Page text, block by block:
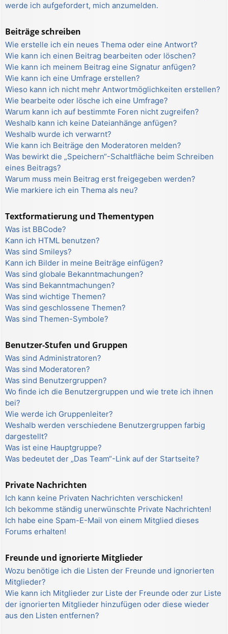
werde ich aufgefordert, mich anzumelden.
Beiträge schreiben
Wie erstelle ich ein neues Thema oder eine Antwort?
Wie kann ich einen Beitrag bearbeiten oder löschen?
Wie kann ich meinem Beitrag eine Signatur anfügen?
Wie kann ich eine Umfrage erstellen?
Wieso kann ich nicht mehr Antwortmöglichkeiten erstellen?
Wie bearbeite oder lösche ich eine Umfrage?
Warum kann ich auf bestimmte Foren nicht zugreifen?
Weshalb kann ich keine Dateianhänge anfügen?
Weshalb wurde ich verwarnt?
Wie kann ich Beiträge den Moderatoren melden?
Was bewirkt die „Speichern“-Schaltfläche beim Schreiben
eines Beitrags?
Warum muss mein Beitrag erst freigegeben werden?
Wie markiere ich ein Thema als neu?
Textformatierung und Thementypen
Was ist BBCode?
Kann ich HTML benutzen?
Was sind Smileys?
Kann ich Bilder in meine Beiträge einfügen?
Was sind globale Bekanntmachungen?
Was sind Bekanntmachungen?
Was sind wichtige Themen?
Was sind geschlossene Themen?
Was sind Themen-Symbole?
Benutzer-Stufen und Gruppen
Was sind Administratoren?
Was sind Moderatoren?
Was sind Benutzergruppen?
Wo finde ich die Benutzergruppen und wie trete ich ihnen
bei?
Wie werde ich Gruppenleiter?
Weshalb werden verschiedene Benutzergruppen farbig
dargestellt?
Was ist eine Hauptgruppe?
Was bedeutet der „Das Team“-Link auf der Startseite?
Private Nachrichten
Ich kann keine Privaten Nachrichten verschicken!
Ich bekomme ständig unerwünschte Private Nachrichten!
Ich habe eine Spam-E-Mail von einem Mitglied dieses
Forums erhalten!
Freunde und ignorierte Mitglieder
Wozu benötige ich die Listen der Freunde und ignorierten
Mitglieder?
Wie kann ich Mitglieder zur Liste der Freunde oder zur Liste
der ignorierten Mitglieder hinzufügen oder diese wieder
aus den Listen entfernen?